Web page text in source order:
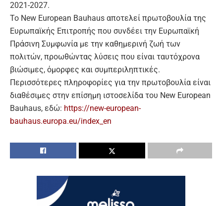
2021-2027.
Το New European Bauhaus αποτελεί πρωτοβουλία της
Ευρωπαϊκής Επιτροπής που συνδέει την Ευρωπαϊκή
Πράσινη Συμφωνία με την καθημερινή ζωή των
πολιτών, προωθώντας λύσεις που είναι ταυτόχρονα
βιώσιμες, όμορφες και συμπεριληπτικές.
Περισσότερες πληροφορίες για την πρωτοβουλία είναι
διαθέσιμες στην επίσημη ιστοσελίδα του New European
Bauhaus, εδώ: https://new-european-
bauhaus.europa.eu/index_en